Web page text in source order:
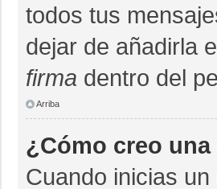
todos tus
dejar de añadirla
firma dentro del
Arriba
¿Cómo creo
Cuando inicias